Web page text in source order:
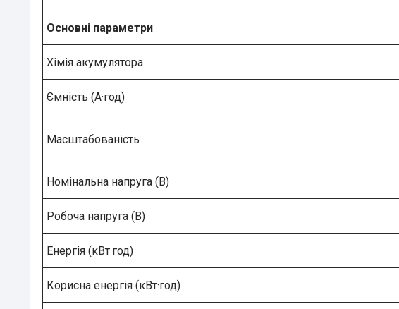
Основні параметри
Хімія акумулятора
Ємність (A·год)
Масштабованість
Номінальна напруга (В)
Робоча напруга (В)
Енергія (кВт·год)
Корисна енергія (кВт·год)